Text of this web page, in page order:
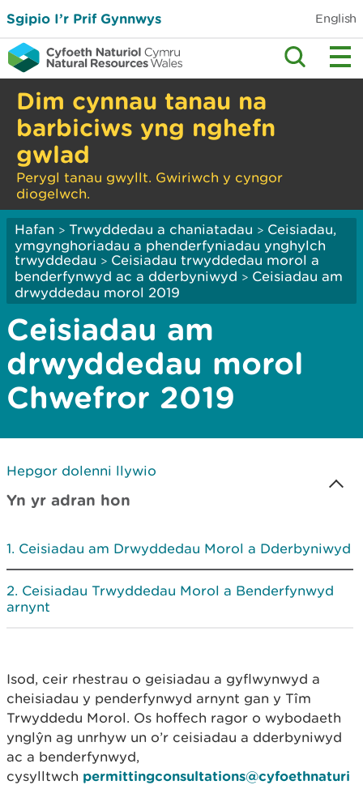
Sgipio I’r Prif Gynnwys English
Dim cynnau tanau na
barbiciws yng nghefn
gwlad
Perygl tanau gwyllt. Gwiriwch y cyngor
diogelwch.
Hafan > Trwyddedau a chaniatadau > Ceisiadau,
ymgynghoriadau a phenderfyniadau ynghylch
trwyddedau > Ceisiadau trwyddedau morol a
benderfynwyd ac a dderbyniwyd > Ceisiadau am
drwyddedau morol 2019
Ceisiadau am
drwyddedau morol
Chwefror 2019
Hepgor dolenni llywio
Yn yr adran hon
Ceisiadau am Drwyddedau Morol a Dderbyniwyd
Ceisiadau Trwyddedau Morol a Benderfynwyd
arnynt
Isod, ceir rhestrau o geisiadau a gyflwynwyd a
cheisiadau y penderfynwyd arnynt gan y Tîm
Trwyddedu Morol. Os hoffech ragor o wybodaeth
ynglŷn ag unrhyw un o’r ceisiadau a dderbyniwyd
ac a benderfynwyd,
cysylltwch permittingconsultations@cyfoethnaturi